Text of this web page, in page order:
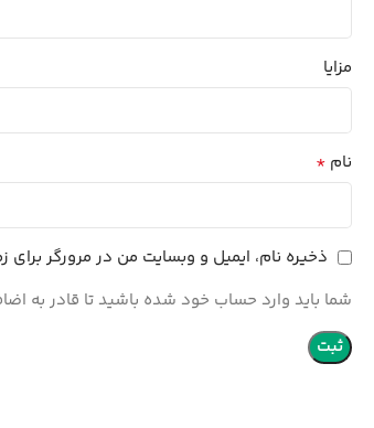
مزایا
نام *
ذخیره نام، ایمیل و وبسایت من در مرورگر
شما باید وارد حساب خود شده باشید تا قادر به